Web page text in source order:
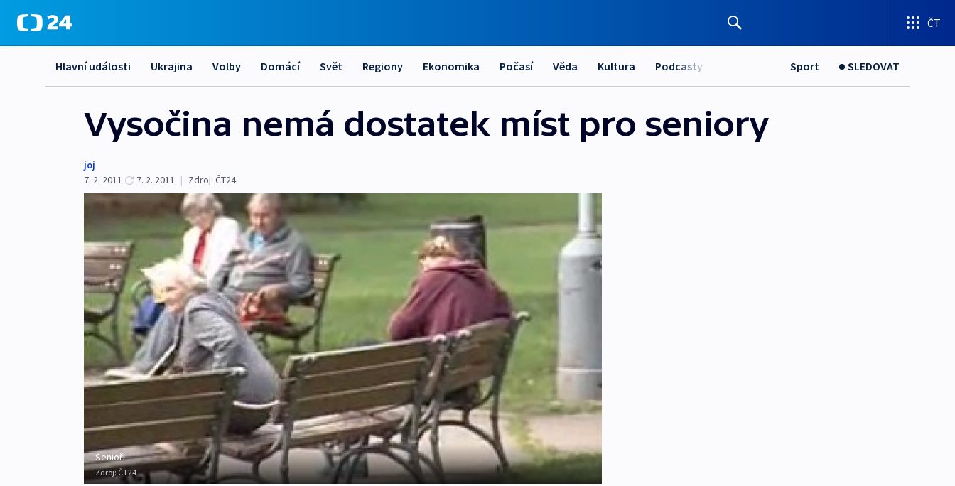
ČT
Hlavní události Ukrajina Volby Domácí Svět Regiony Ekonomika Počasí Věda Kultura Podcasty Sport SLEDOVAT
Vysočina nemá dostatek míst pro seniory
joj
7. 2. 2011
7. 2. 2011 | Zdroj: ČT24
Senioři
Zdroj: ČT24